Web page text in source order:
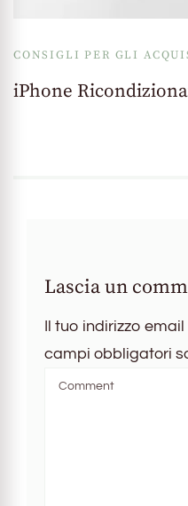
CONSIGLI PER GLI
iPhone
Lascia un
Il tuo indirizzo
campi obbligatori